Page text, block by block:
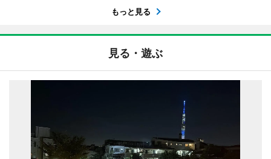
もっと見る
見る・遊ぶ